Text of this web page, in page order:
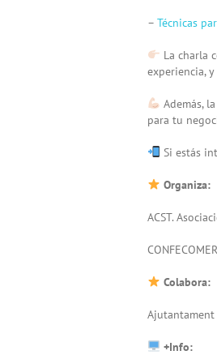
– ⁠ Técnicas
La charla
experiencia,
Además,
para tu
Si estás
Organiza:
ACST.
Colabora:
Ajutantament
+Info: